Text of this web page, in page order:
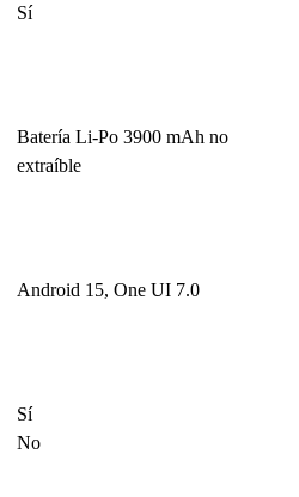
Sí
Batería Li-Po 3900 mAh no
extraíble
Android 15, One UI 7.0
Sí
No